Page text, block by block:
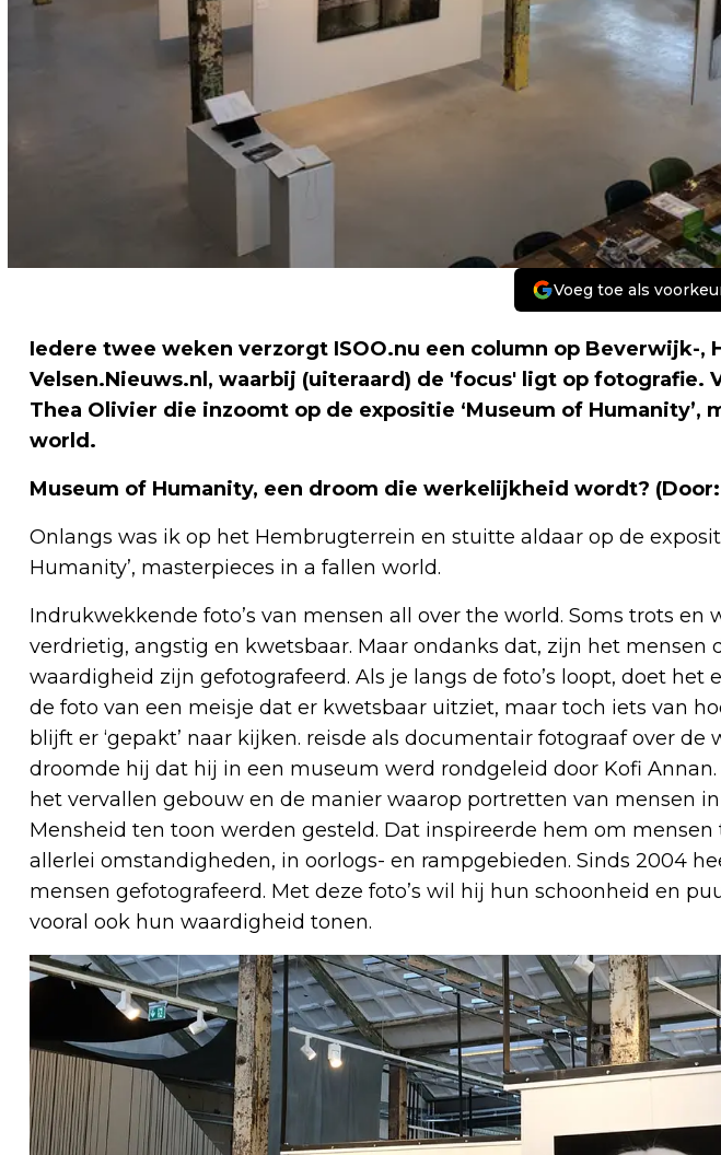
Voeg toe als
Iedere twee weken verzorgt ISOO.nu een column op Beverwijk-,
Velsen.Nieuws.nl, waarbij (uiteraard) de 'focus' ligt op fotografie.
Thea Olivier die inzoomt op de expositie ‘Museum of Humanity’,
world.
Museum of Humanity, een droom die werkelijkheid wordt?
Onlangs was ik op het Hembrugterrein en stuitte aldaar op de
Humanity’, masterpieces in a fallen world.
Indrukwekkende foto’s van mensen all over the world. Soms trots en
verdrietig, angstig en kwetsbaar. Maar ondanks dat, zijn het mensen
waardigheid zijn gefotografeerd. Als je langs de foto’s loopt, doet het
de foto van een meisje dat er kwetsbaar uitziet, maar toch iets van
blijft er ‘gepakt’ naar kijken. reisde als documentair fotograaf over de
droomde hij dat hij in een museum werd rondgeleid door Kofi
het vervallen gebouw en de manier waarop portretten van mensen
Mensheid ten toon werden gesteld. Dat inspireerde hem om
allerlei omstandigheden, in oorlogs- en rampgebieden. Sinds 2004
mensen gefotografeerd. Met deze foto’s wil hij hun schoonheid en
vooral ook hun waardigheid tonen.